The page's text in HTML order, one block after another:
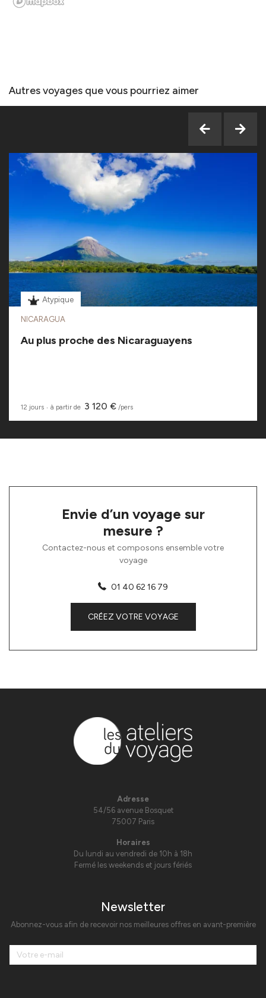
Autres voyages que vous pourriez aimer
Atypique
NICARAGUA
Au plus proche des Nicaraguayens
12 jours ‧ à partir de 3 120 € /pers
Envie d’un voyage sur
mesure ?
Contactez-nous et composons ensemble votre
voyage
01 40 62 16 79
CRÉEZ VOTRE VOYAGE
Adresse
54/56 avenue Bosquet
75007 Paris
Horaires
Du lundi au vendredi de 10h à 18h
Fermé les weekends et jours fériés
Newsletter
Abonnez-vous afin de recevoir nos meilleures offres en avant-première